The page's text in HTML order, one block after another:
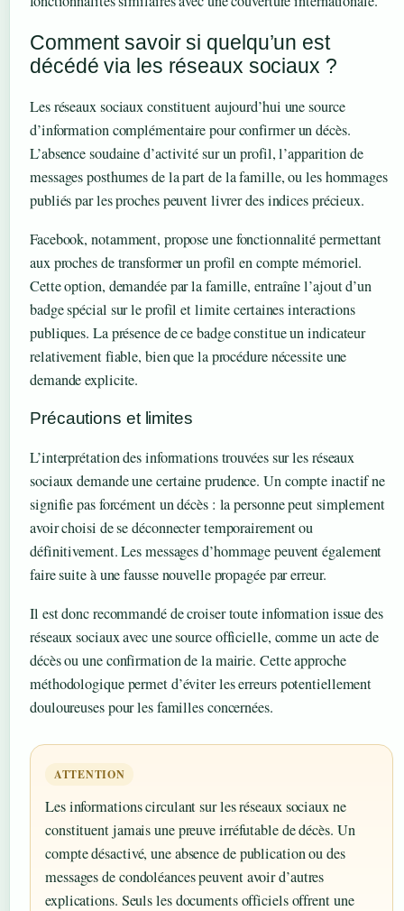
Comment savoir si quelqu’un est
décédé via les réseaux sociaux ?
Les réseaux sociaux constituent aujourd’hui une source
d’information complémentaire pour confirmer un décès.
L’absence soudaine d’activité sur un profil, l’apparition de
messages posthumes de la part de la famille, ou les hommages
publiés par les proches peuvent livrer des indices précieux.
Facebook, notamment, propose une fonctionnalité permettant
aux proches de transformer un profil en compte mémoriel.
Cette option, demandée par la famille, entraîne l’ajout d’un
badge spécial sur le profil et limite certaines interactions
publiques. La présence de ce badge constitue un indicateur
relativement fiable, bien que la procédure nécessite une
demande explicite.
Précautions et limites
L’interprétation des informations trouvées sur les réseaux
sociaux demande une certaine prudence. Un compte inactif ne
signifie pas forcément un décès : la personne peut simplement
avoir choisi de se déconnecter temporairement ou
définitivement. Les messages d’hommage peuvent également
faire suite à une fausse nouvelle propagée par erreur.
Il est donc recommandé de croiser toute information issue des
réseaux sociaux avec une source officielle, comme un acte de
décès ou une confirmation de la mairie. Cette approche
méthodologique permet d’éviter les erreurs potentiellement
douloureuses pour les familles concernées.
ATTENTION
Les informations circulant sur les réseaux sociaux ne
constituent jamais une preuve irréfutable de décès. Un
compte désactivé, une absence de publication ou des
messages de condoléances peuvent avoir d’autres
explications. Seuls les documents officiels offrent une